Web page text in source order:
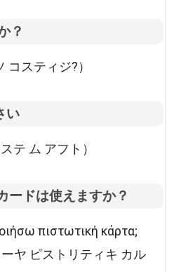
？
コスティジ?）
い
テ ム アフト）
ードは使えますか？
πιστωτική κάρτα;
ーヤ ピストリティキ カル